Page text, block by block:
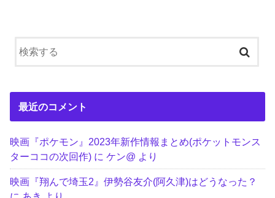
最近のコメント
映画『ポケモン』2023年新作情報まとめ(ポケットモンス
ターココの次回作) にケン@ より
映画『翔んで埼玉2』伊勢谷友介(阿久津)はどうなった？